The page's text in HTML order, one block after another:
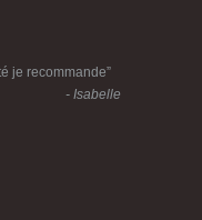
je recommande”
- Isabelle